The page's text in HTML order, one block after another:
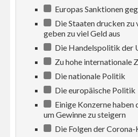
Europas Sanktionen
Die Staaten drucken zu
geben zu viel Geld aus
Die Handelspolitik der
Zu hohe internationale
Die nationale Politik
Die europäische Politik
Einige Konzerne haben
um Gewinne zu steigern
Die Folgen der Corona-